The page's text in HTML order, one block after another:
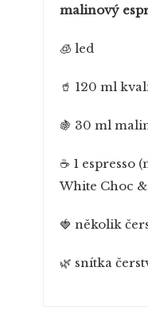
malinový
🧊 led
🥤 120 ml
🍇 30 ml
☕ 1 espresso
White Choc
🍓 několik
🌿 snítka